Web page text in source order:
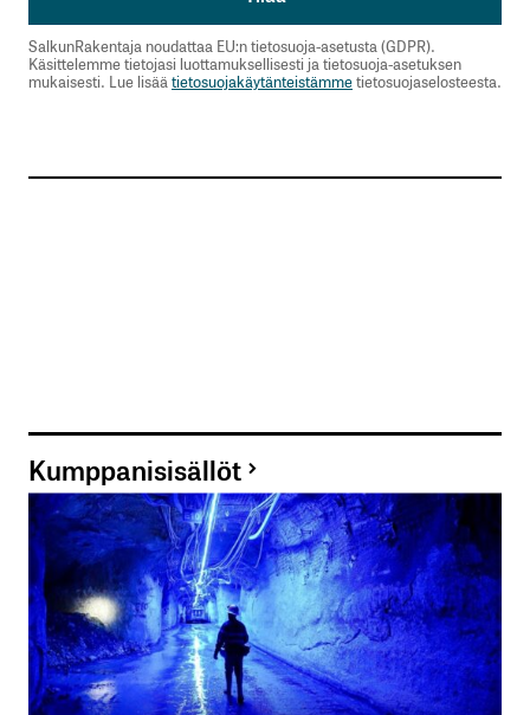
Tilaa SalkunRakentajan uutiskirje
SalkunRakentaja noudattaa EU:n tietosuoja-asetusta (GDPR).
Käsittelemme tietojasi luottamuksellisesti ja tietosuoja-asetuksen
mukaisesti. Lue lisäätietosuojakäytänteistämmetietosuojaselosteesta.
Kumppanisisällöt